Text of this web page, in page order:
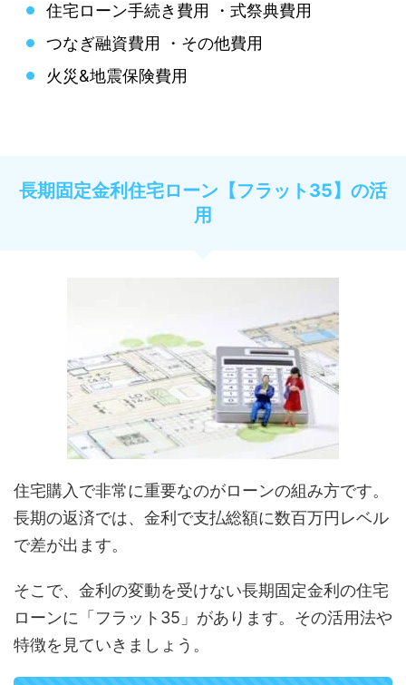
住宅ローン手続き費用 ・式祭典費用
つなぎ融資費用 ・その他費用
火災&地震保険費用
長期固定金利住宅ローン【フラット35】の活
用
住宅購入で非常に重要なのがローンの組み方です。
長期の返済では、金利で支払総額に数百万円レベル
で差が出ます。
そこで、金利の変動を受けない長期固定金利の住宅
ローンに「フラット35」があります。その活用法や
特徴を見ていきましょう。